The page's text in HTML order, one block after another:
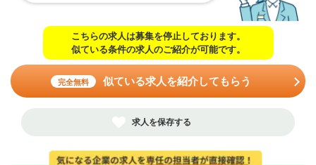
こちらの求人は募集を停止しております。
似ている条件の求人のご紹介が可能です。
完全無料 似ている求人を紹介してもらう
求人を保存する